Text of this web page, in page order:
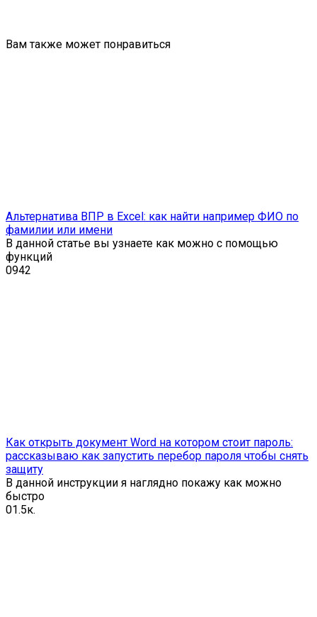
Вам также может понравиться
Альтернатива ВПР в Excel: как найти например ФИО по
фамилии или имени
В данной статье вы узнаете как можно с помощью
функций
0942
Как открыть документ Word на котором стоит пароль:
рассказываю как запустить перебор пароля чтобы снять
защиту
В данной инструкции я наглядно покажу как можно
быстро
01.5к.